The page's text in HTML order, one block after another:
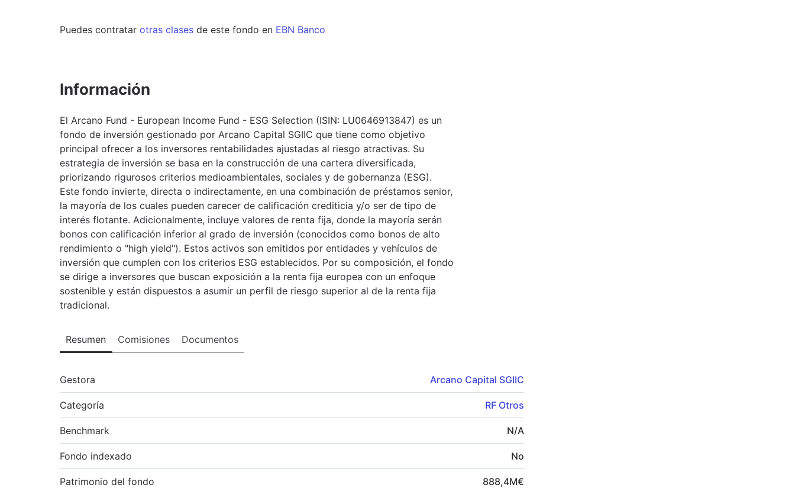
Puedes contratar otras clases de este fondo en EBN Banco
Información
El Arcano Fund - European Income Fund - ESG Selection (ISIN: LU0646913847) es un
fondo de inversión gestionado por Arcano Capital SGIIC que tiene como objetivo
principal ofrecer a los inversores rentabilidades ajustadas al riesgo atractivas. Su
estrategia de inversión se basa en la construcción de una cartera diversificada,
priorizando rigurosos criterios medioambientales, sociales y de gobernanza (ESG).
Este fondo invierte, directa o indirectamente, en una combinación de préstamos senior,
la mayoría de los cuales pueden carecer de calificación crediticia y/o ser de tipo de
interés flotante. Adicionalmente, incluye valores de renta fija, donde la mayoría serán
bonos con calificación inferior al grado de inversión (conocidos como bonos de alto
rendimiento o "high yield"). Estos activos son emitidos por entidades y vehículos de
inversión que cumplen con los criterios ESG establecidos. Por su composición, el fondo
se dirige a inversores que buscan exposición a la renta fija europea con un enfoque
sostenible y están dispuestos a asumir un perfil de riesgo superior al de la renta fija
tradicional.
Resumen Comisiones Documentos
Gestora Arcano Capital SGIIC
Categoría RF Otros
Benchmark N/A
Fondo indexado No
Patrimonio del fondo 888,4M€